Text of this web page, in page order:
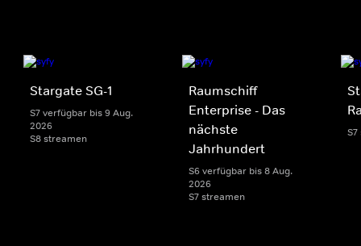
Stargate SG-1
S7 verfügbar bis 9 Aug.
2026
S8 streamen
Raumschiff
Enterprise - Das
nächste
Jahrhundert
S6 verfügbar bis 8 Aug.
2026
S7 streamen